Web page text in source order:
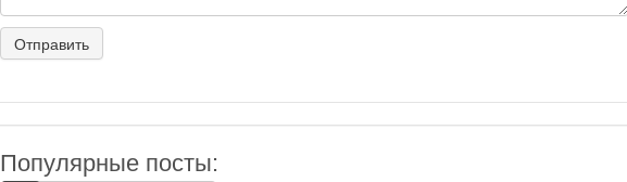
Популярные посты: